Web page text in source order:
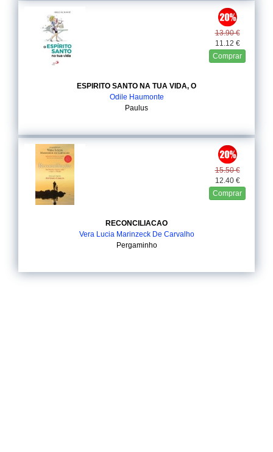
13.90 €
11.12 €
Comprar
ESPIRITO SANTO NA TUA VIDA, O
Odile Haumonte
Paulus
15.50 €
12.40 €
Comprar
RECONCILIACAO
Vera Lucia Marinzeck De Carvalho
Pergaminho